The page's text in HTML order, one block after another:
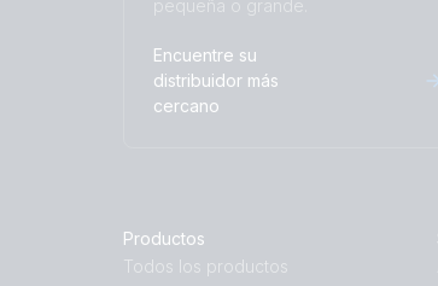
pequeña o grande.
Encuentre su
distribuidor más
cercano
Productos
Todos los productos